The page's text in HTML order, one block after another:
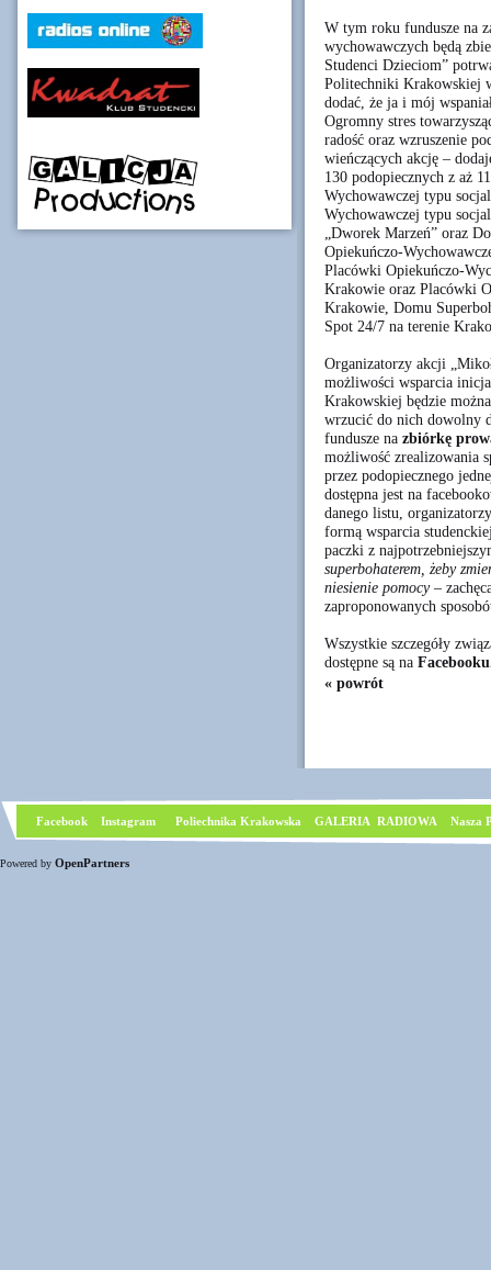
W tym roku fundusze na
wychowawczych będą
Studenci Dzieciom”
Politechniki Krakowskiej
dodać, że ja i mój
Ogromny stres
radość oraz wzruszenie
wieńczących akcję –
130 podopiecznych z aż
Wychowawczej typu
Wychowawczej typu
„Dworek Marzeń” oraz
Opiekuńczo-
Placówki Opiekuńczo-
Krakowie oraz Placówki
Krakowie, Domu
Spot 24/7 na terenie
Organizatorzy akcji
możliwości wsparcia
Krakowskiej będzie
wrzucić do nich dowolny
fundusze na zbiórkę
możliwość zrealizowania
przez podopiecznego
dostępna jest na
danego listu,
formą wsparcia
paczki z
superbohaterem, żeby
niesienie pomocy–
zaproponowanych
Wszystkie szczegóły
dostępne są na
« powrót
Facebook Instagram Poliechnika Krakowska GALERIA RADIOWA Nasza
Powered by OpenPartners